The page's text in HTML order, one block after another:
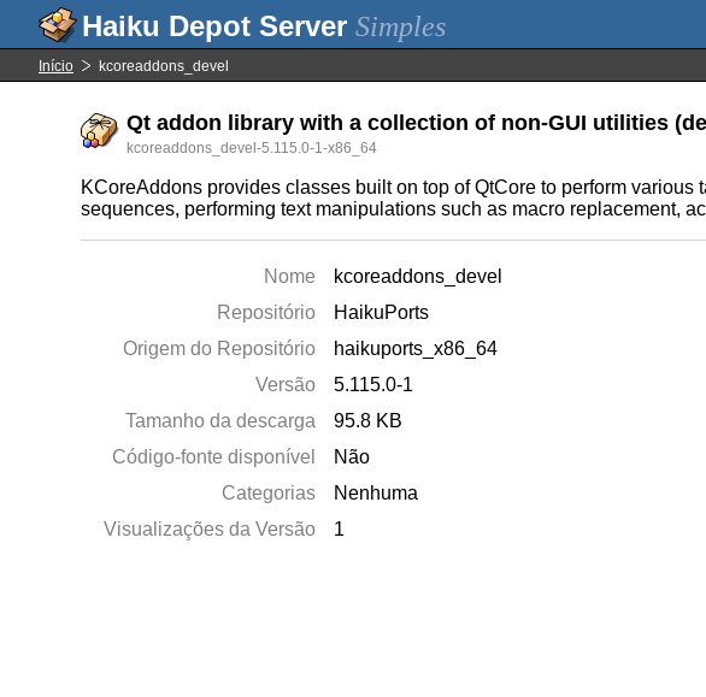
Simples
Início kcoreaddons_devel
Qt addon library with a collection of non-GUI utilities
kcoreaddons_devel-5.115.0-1-x86_64
KCoreAddons provides classes built on top of QtCore to perform
sequences, performing text manipulations such as macro replacement,
Nome
kcoreaddons_devel
Repositório
HaikuPorts
Origem do Repositório
haikuports_x86_64
Versão
5.115.0-1
Tamanho da descarga
95.8 KB
Código-fonte disponível
Não
Categorias
Nenhuma
Visualizações da Versão
1